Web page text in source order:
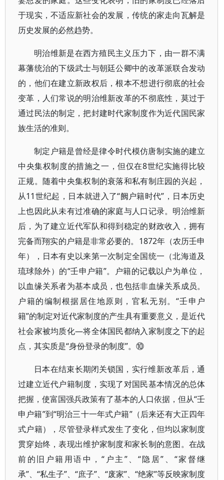
于现实，不适应新社会的发展，传统的家走向瓦解是
历史发展的必然趋势。
明治维新是在西方殖民主义压力下，由一群不满
幕藩统治的下级武士与朝廷公卿中的改革派联合发动
的，他们在建立新政权后，根本不想进行彻底的社会
变革，人们常说的明治维新改革的不彻底性，莫过于
通过民法的制定，把封建时代家制度作为近代国民家
族生活的准则。
制定户籍是曾经是律令时代模仿唐制实施的建立
中央集权制度的措施之一，但仅在8世纪实施得比较
正规。随着中央集权制的衰落和私有制庄园的兴起，
从11世纪起，日本就进入了“阙户籍时代”，日本历史
上也因此从未有过准确的家庭与人口记录。明治维新
后，为了建立近代军队和得到稳定的财政收入，拥有
完备而翔实的户籍是非常必要的。1872年（农历壬申
年），日本有史以来第一次制定全国统一（北海道及
琉球除外）的“壬申户籍”。户籍的记载以户为单位，
以血缘关系者为基本成员，也包括非血缘关系成员。
户籍的编制根据居住地原则，官私无别。“壬申户
籍”的制定对近代家制度的产生具有重要意义，是近代
社会家被均质化—将全体国民都纳入家制度之下的起
点，其实质是“身份登录的制度”。⑩
日本在结束长期闭关锁国，实行维新改革后，通
过建立近代户籍制度，实现了对国民基本情况的总体
把握，使富国强兵政策有了基本的人口依据，但从“壬
申户籍”到“明治三十一年式户籍”（后来还有大正四年
式户籍），尽管登录样式发生了变化，但均以家制度
贯穿始终，表现出维护家制度和家长制的意图。在战
前的旧户籍用语中，“户主”、“隐居”、“家督继
承”、“私生子”、“庶子”、“废家”、“绝家”等反映家制度